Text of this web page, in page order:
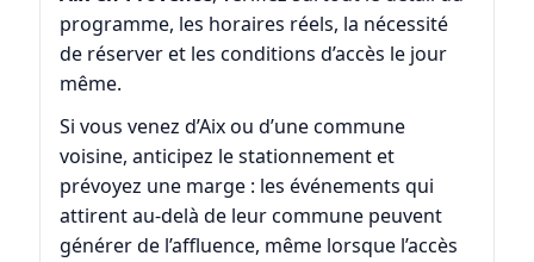
programme, les horaires réels, la nécessité
de réserver et les conditions d’accès le jour
même.
Si vous venez d’Aix ou d’une commune
voisine, anticipez le stationnement et
prévoyez une marge : les événements qui
attirent au-delà de leur commune peuvent
générer de l’affluence, même lorsque l’accès